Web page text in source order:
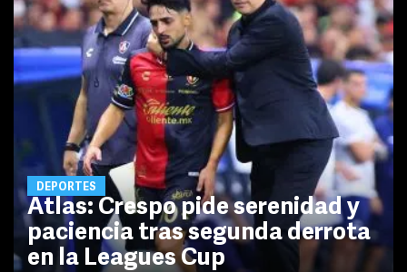
DEPORTES
Atlas: Crespo pide serenidad y
paciencia tras segunda derrota
en la Leagues Cup